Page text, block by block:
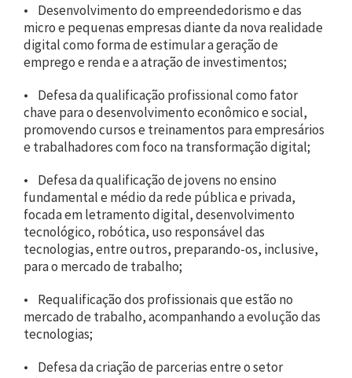
• Desenvolvimento do empreendedorismo e das
micro e pequenas empresas diante da nova realidade
digital como forma de estimular a geração de
emprego e renda e a atração de investimentos;
• Defesa da qualificação profissional como fator
chave para o desenvolvimento econômico e social,
promovendo cursos e treinamentos para empresários
e trabalhadores com foco na transformação digital;
• Defesa da qualificação de jovens no ensino
fundamental e médio da rede pública e privada,
focada em letramento digital, desenvolvimento
tecnológico, robótica, uso responsável das
tecnologias, entre outros, preparando-os, inclusive,
para o mercado de trabalho;
• Requalificação dos profissionais que estão no
mercado de trabalho, acompanhando a evolução das
tecnologias;
• Defesa da criação de parcerias entre o setor